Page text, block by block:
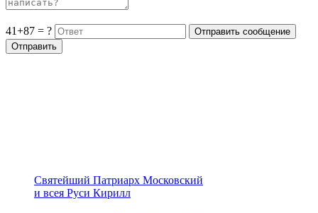
41+87 = ?
Святейший Патриарх Московский
и всея Руси Кирилл